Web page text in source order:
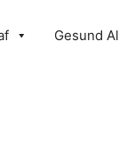
Gesund